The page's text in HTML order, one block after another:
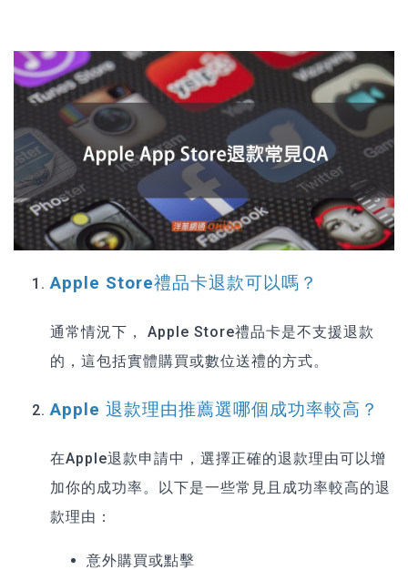
Apple Store禮品卡退款可以嗎？
通常情況下， Apple Store禮品卡是不支援退款
的，這包括實體購買或數位送禮的方式。
Apple 退款理由推薦選哪個成功率較高？
在Apple退款申請中，選擇正確的退款理由可以增
加你的成功率。以下是一些常見且成功率較高的退
款理由：
意外購買或點擊